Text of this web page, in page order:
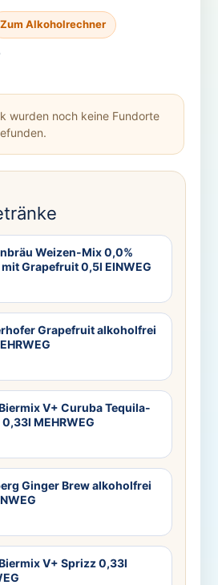
Zum Alkoholrechner
wurden noch keine Fundorte
Weizen-Mix 0,0%
Grapefruit 0,5l EINWEG
Grapefruit alkoholfrei
V+ Curuba Tequila-
MEHRWEG
Ginger Brew alkoholfrei
V+ Sprizz 0,33l